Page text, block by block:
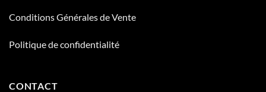
Conditions Générales de Vente
Politique de confidentialité
CONTACT